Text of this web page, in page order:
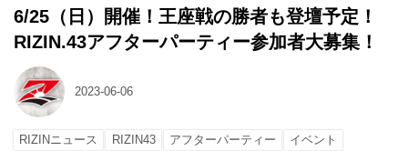
6/25（日）開催！王座戦の勝者も登壇予定！
RIZIN.43アフターパーティー参加者大募集！
2023-06-06
RIZINニュース RIZIN43 アフターパーティー イベント